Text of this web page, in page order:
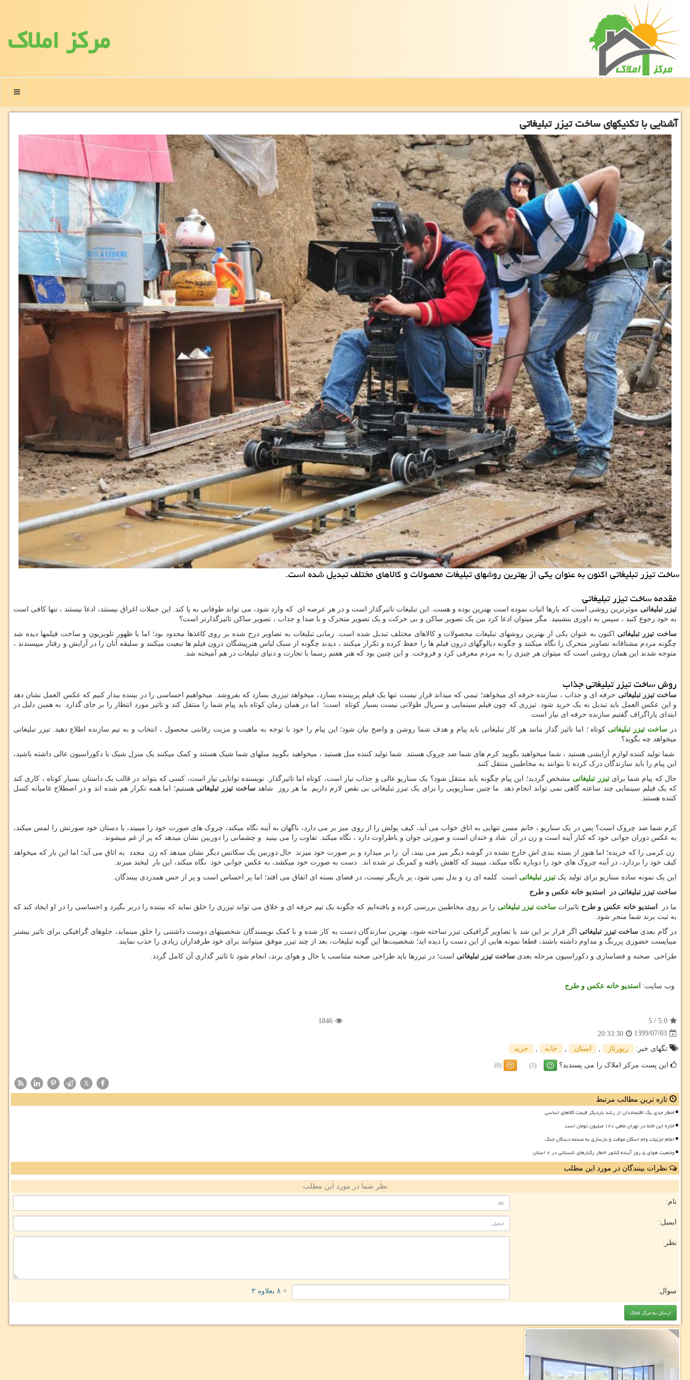
مركز املاك
منو
آشنایی با تكنیكهای ساخت تیزر تبلیغاتی
ساخت تیزر تبلیغاتی اكنون به عنوان یكی از بهترین روشهای تبلیغات محصولات و كالاهای مختلف تبدیل شده است.
مقدمه ساخت تیزر تبلیغاتی
تیزر تبلیغاتی موثرترین روشی است که بارها اثبات نموده است بهترین بوده و هست. این تبلیغات تاثیرگذار است و در هر عرصه ای که وارد شود، می تواند طوفانی به پا کند. این جملات اغراق نیستند، ادعا نیستند ، تنها کافی است
به خود رجوع کنید ، سپس به داوری بنشینید. مگر میتوان ادعا کرد بین یک تصویر ساکن و بی حرکت و یک تصویر متحرک و با صدا و جذاب ، تصویر ساکن تاثیرگذارتر است؟
ساخت تیزر تبلیغاتی اکنون به عنوان یکی از بهترین روشهای تبلیغات محصولات و کالاهای مختلف تبدیل شده است. زمانی تبلیغات به تصاویر درج شده بر روی کاغذها محدود بود؛ اما با ظهور تلویزیون و ساخت فیلمها دیده شد
چگونه مردم مشتاقانه تصاویر متحرک را نگاه میکنند و چگونه دیالوگهای درون فیلم ها را حفظ کرده و تکرار میکنند ، دیدند چگونه از سبک لباس هنرپیشگان درون فیلم ها تبعیت میکنند و سلیقه آنان را در آرایش و رفتار میپسندند ،
متوجه شدند این همان روشی است که میتوان هر چیزی را به مردم معرفی کرد و فروخت. و این چنین بود که هنر هفتم رسما با تجارت و دنیای تبلیغات در هم آمیخته شد.
روش ساخت تیزر تبلیغاتی جذاب
ساخت تیزر تبلیغاتی حرفه ای و جذاب ، سازنده حرفه ای میخواهد؛ تیمی که میداند قرار نیست تنها یک فیلم پربیننده بسازد، میخواهد تیزری بسازد که بفروشد. میخواهیم احساسی را در بیننده بیدار کنیم که عکس العمل نشان دهد
و این عکس العمل باید تبدیل به یک خرید شود. تیزری که چون فیلم سینمایی و سریال طولانی نیست بسیار کوتاه است؛ اما در همان زمان کوتاه باید پیام شما را منتقل کند و تاثیر مورد انتظار را بر جای گذارد. به همین دلیل در
ابتدای پاراگراف گفتیم سازنده حرفه ای نیاز است.
در ساخت تیزر تبلیغاتی کوتاه ؛ اما تاثیر گذار مانند هر کار تبلیغاتی باید پیام و هدف شما روشن و واضح بیان شود؛ این پیام را خود با توجه به ماهیت و مزیت رقابتی محصول ، انتخاب و به تیم سازنده اطلاع دهید. تیزر تبلیغاتی
میخواهد چه بگوید؟
شما تولید کننده لوازم آرایشی هستید ، شما میخواهید بگویید کرم های شما ضد چروک هستند. شما تولید کننده مبل هستید ، میخواهید بگویید مبلهای شما شیک هستند و کمک میکنند یک منزل شیک با دکوراسیون عالی داشته باشید،
این پیام را باید سازندگان درک کرده تا بتوانند به مخاطبین منتقل کنند.
حال که پیام شما برایتیزر تبلیغاتی مشخص گردید؛ این پیام چگونه باید منتقل شود؟ یک سناریو عالی و جذاب نیاز است، کوتاه اما تاثیرگذار. نویسنده توانایی نیاز است، کسی که بتواند در قالب یک داستان بسیار کوتاه ، کاری کند
که یک فیلم سینمایی چند ساعته گاهی نمی تواند انجام دهد. ما چنین سناریویی را برای یک تیزر تبلیغاتی بی نقص لازم داریم. ما هر روز شاهدساخت تیزر تبلیغاتی هستیم؛ اما همه تکرار هم شده اند و در اصطلاح عامیانه کسل
کننده هستند.
کرم شما ضد چروک است؟ پس در یک سناریو ، خانم مسن تنهایی به اتاق خواب می آید، کیف پولش را از روی میز بر می دارد، ناگهان به آینه نگاه میکند، چروک های صورت خود را میبیند، با دستان خود صورتش را لمس میکند،
به عکس دوران جوانی خود که کنار آینه است و زن در آن شاد و خندان است و صورتی جوان و باطراوت دارد ، نگاه میکند. تفاوت را می بینید و چشمانی را دوربین نشان میدهد که پر از غم میشوند.
زن کرمی را که خریده؛ اما هنوز از بسته بندی اش خارج نشده در گوشه دیگر میز می بیند، آن را بر میدارد و بر صورت خود میزند. حال دوربین یک سکانس دیگر نشان میدهد که زن مجدد به اتاق می آید؛ اما این بار که میخواهد
کیف خود را بردارد، در آینه چروک های خود را دوباره نگاه میکند، میبیند که کاهش یافته و کمرنگ تر شده اند. دست به صورت خود میکشد، به عکس جوانی خود نگاه میکند، این بار لبخند میزند.
این یک نمونه ساده سناریو برای تولید یک تیزر تبلیغاتی است. کلمه ای رد و بدل نمی شود، پر بازیگر نیست، در فضای بسته ای اتفاق می افتد؛ اما پر احساس است و پر از حس همدردی بینندگان.
ساخت تیزر تبلیغاتی در
استدیو خانه عکس و طرح
ما در
استدیو خانه عکس و طرح تاثیراتساخت تیزر تبلیغاتی را بر روی مخاطبین بررسی کرده و یافته‌ایم که چگونه یک تیم حرفه ای و خلاق می تواند تیزری را خلق نماید که بیننده را دربر بگیرد و احساسی را در او ایجاد کند که
به ثبت برند شما منجر شود.
در گام بعدی ساخت تیزر تبلیغاتی اگر قرار بر این شد با تصاویر گرافیکی تیزر ساخته شود، بهترین سازندگان دست به کار شده و با کمک نویسندگان شخصیتهای دوست داشتنی را خلق مینماید، جلوهای گرافیکی برای تاثیر بیشتر
میبایست حضوری پررنگ و مداوم داشته باشند، قطعا نمونه هایی از این دست را دیده اید؛ شخصیت‌ها این گونه تبلیغات، بعد از چند تیزر موفق میتوانند برای خود طرفداران زیادی را جذب نمایند.
طراحی صحنه و فضاسازی و دکوراسیون مرحله بعدی ساخت تیزر تبلیغاتی است؛ در تیزرها باید طراحی صحنه متناسب با حال و هوای برند، انجام شود تا تاثیر گذاری آن کامل گردد.
وب سایت: استدیو خانه عکس و طرح
5.0
/
5
1846
1399/07/03
20:33:30
تگهای خبر:
رپورتاژ استان خانه خرید
این پست مرکز املاک را می پسندید؟ (1)
(0)
X
تازه ترین مطالب مرتبط
اخطار جدی یک اقتصاددان از رشد باردیگر قیمت کالاهای اساسی
اجاره این خانه در تهران ماهی ۱۲۰ میلیون تومان است
اعلام جزئیات وام اسکان موقت و بازسازی به صدمه دیدگان جنگ
وضعیت هوای ۵ روز آینده کشور اخطار رگبارهای تابستانی در ۷ استان
نظرات بینندگان در مورد این مطلب
نظر شما در مورد این مطلب
نام:
ایمیل:
نظر:
سوال: = ۸ بعلاوه ۳